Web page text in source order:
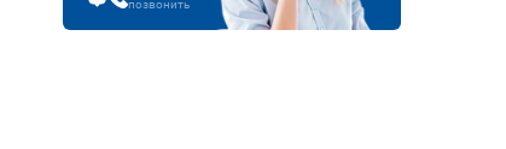
позвонить